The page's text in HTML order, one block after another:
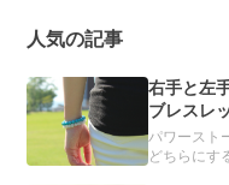
人気の記事
右手と左
ブレスレ
パワースト
どちらにす